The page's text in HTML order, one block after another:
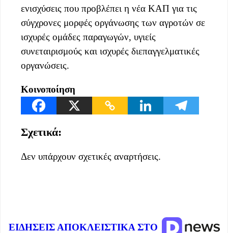
ενισχύσεις που προβλέπει η νέα ΚΑΠ για τις
σύγχρονες μορφές οργάνωσης των αγροτών σε
ισχυρές ομάδες παραγωγών, υγιείς
συνεταιρισμούς και ισχυρές διεπαγγελματικές
οργανώσεις.
Κοινοποίηση
Σχετικά:
Δεν υπάρχουν σχετικές αναρτήσεις.
ΕΙΔΗΣΕΙΣ ΑΠΟΚΛΕΙΣΤΙΚΑ ΣΤΟ